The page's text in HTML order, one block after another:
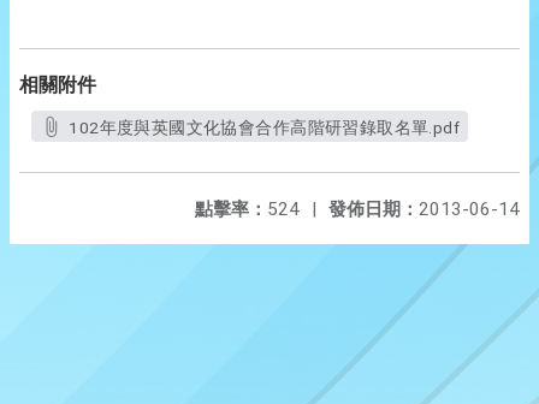
相關附件
102年度與英國文化協會合作高階研習錄取名單.pdf
發佈日期： 2013-06-14
點擊率： 524 |